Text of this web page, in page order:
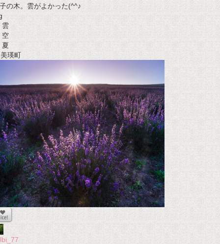
の木。雲がよかった(^^♪
雲
空
夏
瑛町